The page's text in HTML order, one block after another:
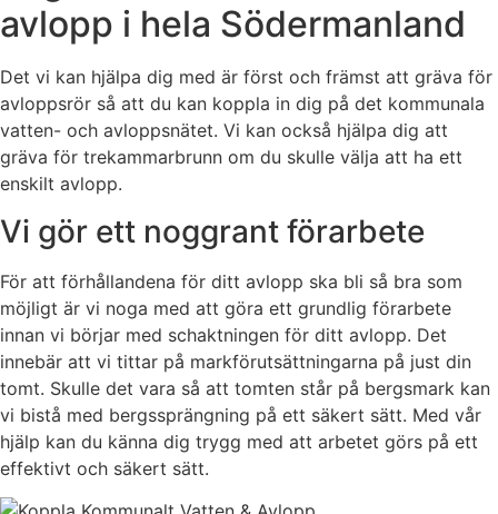
avlopp i hela Södermanland
Det vi kan hjälpa dig med är först och främst att gräva för
avloppsrör så att du kan koppla in dig på det kommunala
vatten- och avloppsnätet. Vi kan också hjälpa dig att
gräva för trekammarbrunn om du skulle välja att ha ett
enskilt avlopp.
Vi gör ett noggrant förarbete
För att förhållandena för ditt avlopp ska bli så bra som
möjligt är vi noga med att göra ett grundlig förarbete
innan vi börjar med schaktningen för ditt avlopp. Det
innebär att vi tittar på markförutsättningarna på just din
tomt. Skulle det vara så att tomten står på bergsmark kan
vi bistå med bergssprängning på ett säkert sätt. Med vår
hjälp kan du känna dig trygg med att arbetet görs på ett
effektivt och säkert sätt.